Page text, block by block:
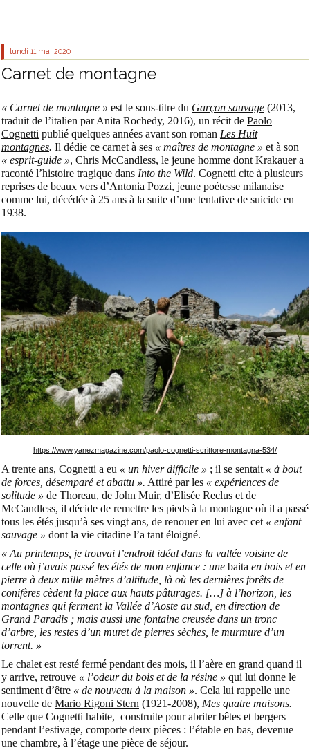
lundi 11 mai 2020
Carnet de montagne
« Carnet de montagne » est le sous-titre du Garçon sauvage (2013,
traduit de l’italien par Anita Rochedy, 2016), un récit de Paolo
Cognetti publié quelques années avant son roman Les Huit
montagnes. Il dédie ce carnet à ses « maîtres de montagne » et à son
« esprit-guide », Chris McCandless, le jeune homme dont Krakauer a
raconté l’histoire tragique dans Into the Wild. Cognetti cite à plusieurs
reprises de beaux vers d’Antonia Pozzi, jeune poétesse milanaise
comme lui, décédée à 25 ans à la suite d’une tentative de suicide en
1938.
https://www.yanezmagazine.com/paolo-cognetti-scrittore-montagna-534/
A trente ans, Cognetti a eu « un hiver difficile » ; il se sentait « à bout
de forces, désemparé et abattu ». Attiré par les « expériences de
solitude » de Thoreau, de John Muir, d’Elisée Reclus et de
McCandless, il décide de remettre les pieds à la montagne où il a passé
tous les étés jusqu’à ses vingt ans, de renouer en lui avec cet « enfant
sauvage » dont la vie citadine l’a tant éloigné.
« Au printemps, je trouvai l’endroit idéal dans la vallée voisine de
celle où j’avais passé les étés de mon enfance : une baita en bois et en
pierre à deux mille mètres d’altitude, là où les dernières forêts de
conifères cèdent la place aux hauts pâturages. […] à l’horizon, les
montagnes qui ferment la Vallée d’Aoste au sud, en direction de
Grand Paradis ; mais aussi une fontaine creusée dans un tronc
d’arbre, les restes d’un muret de pierres sèches, le murmure d’un
torrent. »
Le chalet est resté fermé pendant des mois, il l’aère en grand quand il
y arrive, retrouve « l’odeur du bois et de la résine » qui lui donne le
sentiment d’être « de nouveau à la maison ». Cela lui rappelle une
nouvelle de Mario Rigoni Stern (1921-2008), Mes quatre maisons.
Celle que Cognetti habite, construite pour abriter bêtes et bergers
pendant l’estivage, comporte deux pièces : l’étable en bas, devenue
une chambre, à l’étage une pièce de séjour.